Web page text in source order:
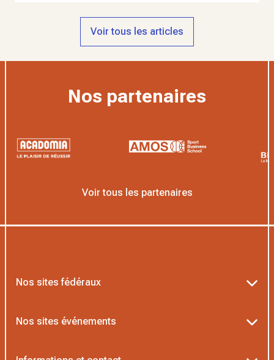
Voir tous les articles
Nos partenaires
Voir tous les partenaires
Nos sites fédéraux
Nos sites événements